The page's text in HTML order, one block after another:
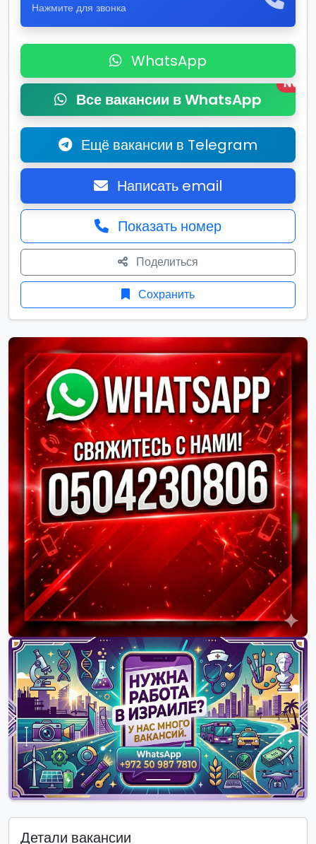
Нажмите для звонка
WhatsApp
Все вакансии в WhatsApp
New
Ещё вакансии в Telegram
Написать email
Показать номер
Поделиться
Сохранить
Детали вакансии